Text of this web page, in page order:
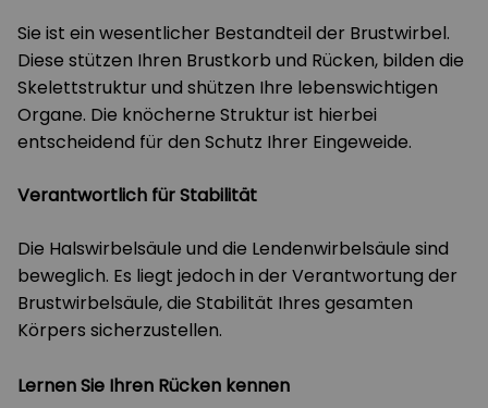
Sie ist ein wesentlicher Bestandteil der Brustwirbel.
Diese stützen Ihren Brustkorb und Rücken, bilden die
Skelettstruktur und shützen Ihre lebenswichtigen
Organe. Die knöcherne Struktur ist hierbei
entscheidend für den Schutz Ihrer Eingeweide.
Verantwortlich für Stabilität
Die Halswirbelsäule und die Lendenwirbelsäule sind
beweglich. Es liegt jedoch in der Verantwortung der
Brustwirbelsäule, die Stabilität Ihres gesamten
Körpers sicherzustellen.
Lernen Sie Ihren Rücken kennen